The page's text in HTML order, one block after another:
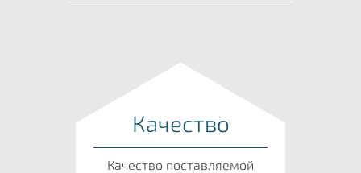
Качество
Качество поставляемой